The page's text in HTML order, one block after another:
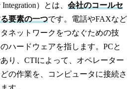
）とは、 会社のコールセ
要素の一つです。電話やFAXなど
ネットワークをつなぐための技
ハードウェアを指します。PCと
り、CTIによって、オペレーター
の作業を、コンピュータに接続さ